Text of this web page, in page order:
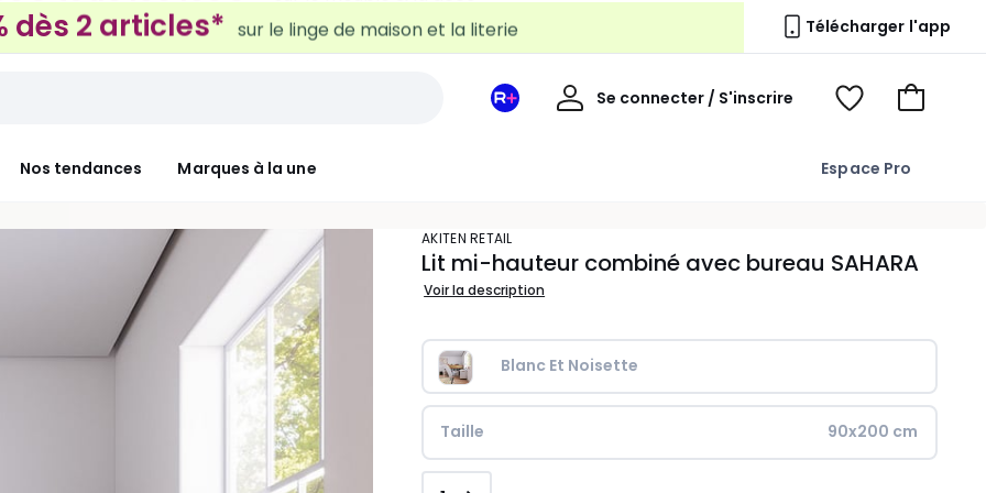
dès 2 articles* sur le linge de maison et la literie Télécharger l'app
Nos tendances Marques à la une Espace Pro
Mon
Se connecter / S'inscrire
Mon
Voir
Voir
AKITEN RETAIL
Lit mi-hauteur combiné avec bureau SAHARA
Voir la description
Blanc Et Noisette
Taille 90x200 cm